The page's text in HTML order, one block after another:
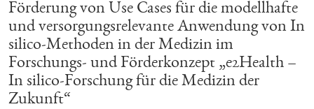
Förderung von Use Cases für die modellhafte
und versorgungsrelevante Anwendung von In
silico-Methoden in der Medizin im
Forschungs- und Förderkonzept „e2Health –
In silico-Forschung für die Medizin der
Zukunft“